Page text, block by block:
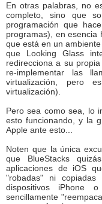
En otras palabras, no
completo, sino que
programación que
programas), en esencia
que está en un
que Looking Glass
redirecciona a su
re-implementar las
virtualización, pero
virtualización).
Pero sea como sea, lo
esto funcionando, y la
Apple ante esto...
Noten que la única
que BlueStacks
aplicaciones de iOS
"robadas" ni
dispositivos iPhone
sencillamente